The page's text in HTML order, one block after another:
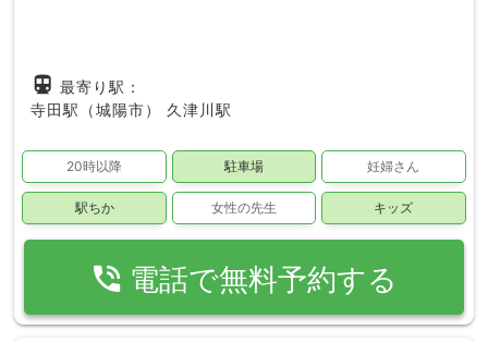
directions_subway 最寄り駅：
寺田駅（城陽市）
久津川駅
20時以降 駐車場 妊婦さん
駅ちか 女性の先生 キッズ
phone_in_talk 電話で無料予約する